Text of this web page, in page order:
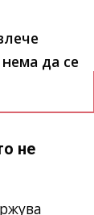
да се
не